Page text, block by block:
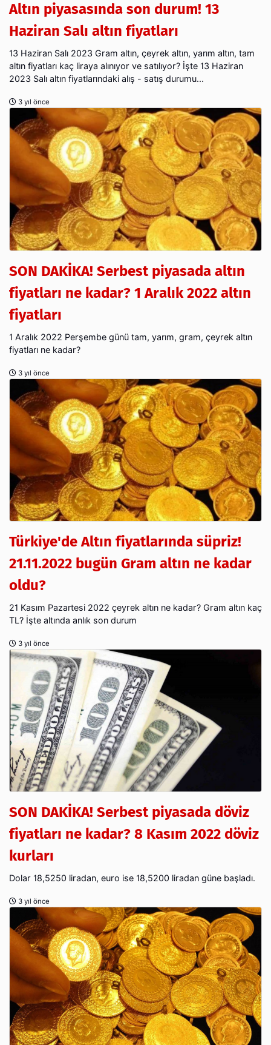
Altın piyasasında son durum! 13
Haziran Salı altın fiyatları
13 Haziran Salı 2023 Gram altın, çeyrek altın, yarım altın, tam
altın fiyatları kaç liraya alınıyor ve satılıyor? İşte 13 Haziran
2023 Salı altın fiyatlarındaki alış - satış durumu...
3 yıl önce
SON DAKİKA! Serbest piyasada altın
fiyatları ne kadar? 1 Aralık 2022 altın
fiyatları
1 Aralık 2022 Perşembe günü tam, yarım, gram, çeyrek altın
fiyatları ne kadar?
3 yıl önce
Türkiye'de Altın fiyatlarında süpriz!
21.11.2022 bugün Gram altın ne kadar
oldu?
21 Kasım Pazartesi 2022 çeyrek altın ne kadar? Gram altın kaç
TL? İşte altında anlık son durum
3 yıl önce
SON DAKİKA! Serbest piyasada döviz
fiyatları ne kadar? 8 Kasım 2022 döviz
kurları
Dolar 18,5250 liradan, euro ise 18,5200 liradan güne başladı.
3 yıl önce